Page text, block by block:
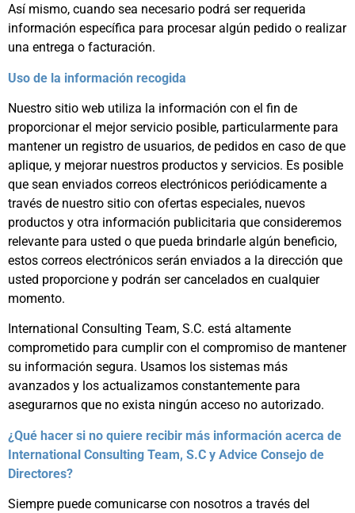
Así mismo, cuando sea necesario podrá ser requerida
información específica para procesar algún pedido o realizar
una entrega o facturación.
Uso de la información recogida
Nuestro sitio web utiliza la información con el fin de
proporcionar el mejor servicio posible, particularmente para
mantener un registro de usuarios, de pedidos en caso de que
aplique, y mejorar nuestros productos y servicios. Es posible
que sean enviados correos electrónicos periódicamente a
través de nuestro sitio con ofertas especiales, nuevos
productos y otra información publicitaria que consideremos
relevante para usted o que pueda brindarle algún beneficio,
estos correos electrónicos serán enviados a la dirección que
usted proporcione y podrán ser cancelados en cualquier
momento.
International Consulting Team, S.C. está altamente
comprometido para cumplir con el compromiso de mantener
su información segura. Usamos los sistemas más
avanzados y los actualizamos constantemente para
asegurarnos que no exista ningún acceso no autorizado.
¿Qué hacer si no quiere recibir más información acerca de
International Consulting Team, S.C y Advice Consejo de
Directores?
Siempre puede comunicarse con nosotros a través del